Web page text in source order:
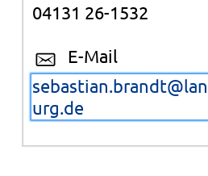
04131 26-1532
E-Mail
urg.de